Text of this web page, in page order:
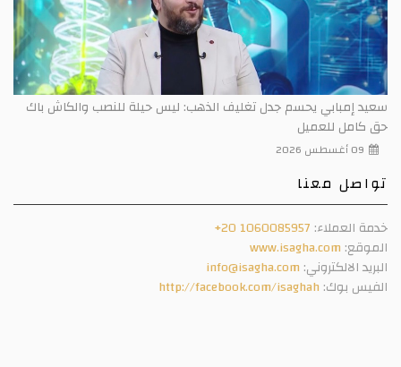
سعيد إمبابي يحسم جدل تغليف الذهب: ليس حيلة للنصب والكاش باك
حق كامل للعميل
09 أغسطس 2026
تواصل معنا
خدمة العملاء: +20 1060085957
الموقع: www.isagha.com
البريد الالكتروني: info@isagha.com
الفيس بوك: http://facebook.com/isaghah